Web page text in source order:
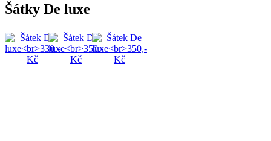
Šátky De luxe